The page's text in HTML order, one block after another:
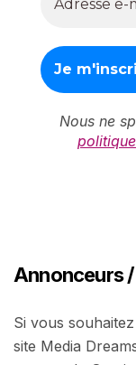
Nous ne
Annonceurs
Si vous
site Media